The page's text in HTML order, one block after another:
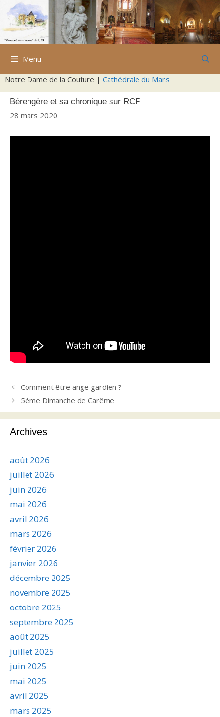
Aller
contenu
Menu
Notre Dame de la Couture | Cathédrale du Mans
Bérengère et sa chronique sur RCF
28 mars 2020
Comment être ange gardien ?
5ème Dimanche de Carême
Archives
août 2026
juillet 2026
juin 2026
mai 2026
avril 2026
mars 2026
février 2026
janvier 2026
décembre 2025
novembre 2025
octobre 2025
septembre 2025
août 2025
juillet 2025
juin 2025
mai 2025
avril 2025
mars 2025